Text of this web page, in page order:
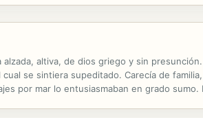
altiva, de dios griego y sin
se sintiera supeditado. Carecía de
por mar lo entusiasmaban en grado